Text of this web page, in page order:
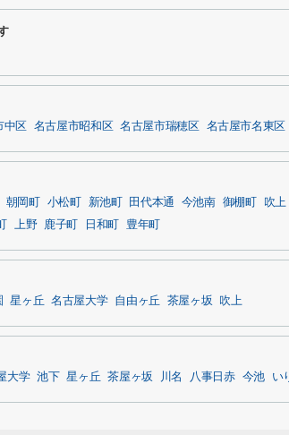
中区 名古屋市昭和区 名古屋市瑞穂区 名古屋市名東区
朝岡町 小松町 新池町 田代本通 今池南 御棚町 吹上
上野 鹿子町 日和町 豊年町
星ヶ丘 名古屋大学 自由ヶ丘 茶屋ヶ坂 吹上
大学 池下 星ヶ丘 茶屋ヶ坂 川名 八事日赤 今池 い